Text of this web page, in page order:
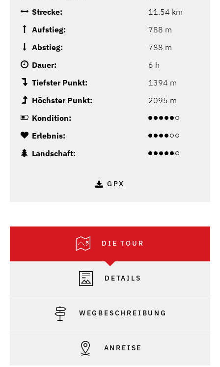
Strecke:
11.54 km
Aufstieg:
788 m
Abstieg:
788 m
Dauer:
6 h
Tiefster Punkt:
1394 m
Höchster Punkt:
2095 m
Kondition:
Erlebnis:
Landschaft:
GPX
DIE TOUR
DETAILS
WEGBESCHREIBUNG
ANREISE